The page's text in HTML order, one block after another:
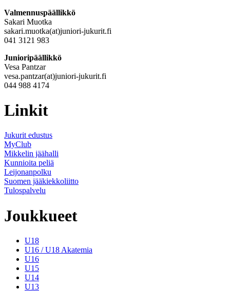
Valmennuspäällikkö
Sakari Muotka
sakari.muotka(at)juniori-jukurit.fi
041 3121 983
Junioripäällikkö
Vesa Pantzar
vesa.pantzar(at)juniori-jukurit.fi
044 988 4174
Linkit
Jukurit edustus
MyClub
Mikkelin jäähalli
Kunnioita peliä
Leijonanpolku
Suomen jääkiekkoliitto
Tulospalvelu
Joukkueet
U18
U16 / U18 Akatemia
U16
U15
U14
U13